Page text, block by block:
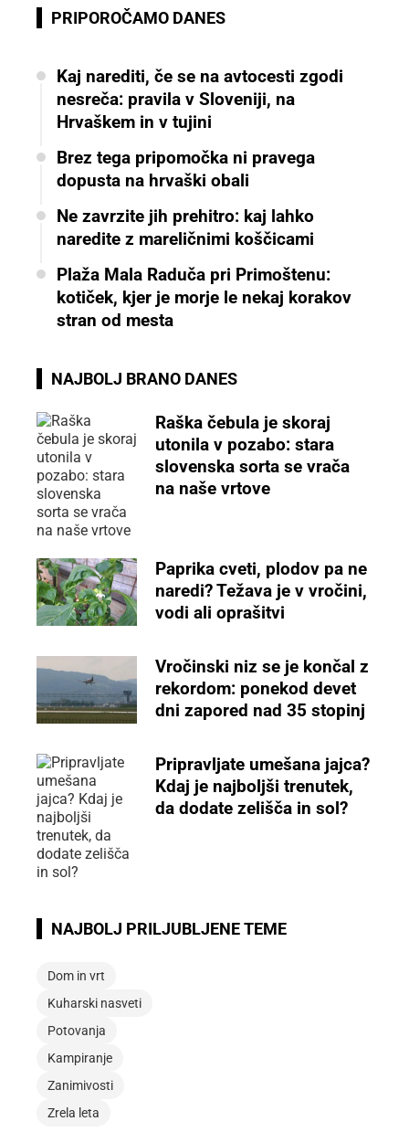
PRIPOROČAMO DANES
Kaj narediti, če se na avtocesti zgodi
nesreča: pravila v Sloveniji, na
Hrvaškem in v tujini
Brez tega pripomočka ni pravega
dopusta na hrvaški obali
Ne zavrzite jih prehitro: kaj lahko
naredite z mareličnimi koščicami
Plaža Mala Raduča pri Primoštenu:
kotiček, kjer je morje le nekaj korakov
stran od mesta
NAJBOLJ BRANO DANES
Raška čebula je skoraj
utonila v pozabo: stara
slovenska sorta se vrača
na naše vrtove
Paprika cveti, plodov pa ne
naredi? Težava je v vročini,
vodi ali oprašitvi
Vročinski niz se je končal z
rekordom: ponekod devet
dni zapored nad 35 stopinj
Pripravljate umešana jajca?
Kdaj je najboljši trenutek,
da dodate zelišča in sol?
NAJBOLJ PRILJUBLJENE TEME
Dom in vrt
Kuharski nasveti
Potovanja
Kampiranje
Zanimivosti
Zrela leta